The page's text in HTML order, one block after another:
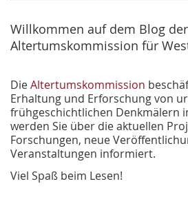
e
Willkommen auf dem Blog der
Altertumskommission für
DieAltertumskommission
Erhaltung und Erforschung von
frühgeschichtlichen Denkmälern
werden Sie über die aktuellen
Forschungen, neue
Veranstaltungen informiert.
Viel Spaß beim Lesen!